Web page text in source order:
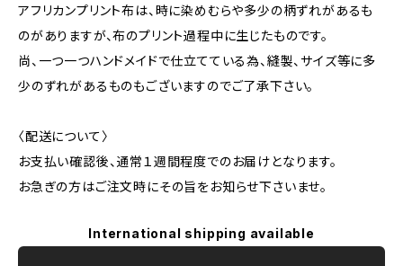
アフリカンプリント布は、時に染めむらや多少の柄ずれがあるも
のがありますが、布のプリント過程中に生じたものです。
尚、一つ一つハンドメイドで仕立てている為、縫製、サイズ等に多
少のずれがあるものもございますのでご了承下さい。
〈配送について〉
お支払い確認後、通常１週間程度でのお届けとなります。
お急ぎの方はご注文時にその旨をお知らせ下さいませ。
International shipping available